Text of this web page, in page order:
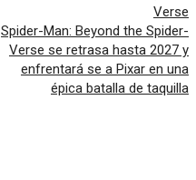
Spider-Man: Beyond the Spider-
Verse se retrasa hasta 2027 y
enfrentará se a Pixar en una
épica batalla de taquilla